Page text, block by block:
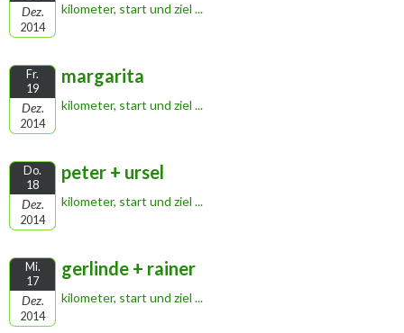
Dez.
2014
kilometer, start und ziel ...
Fr.
19
Dez.
2014
margarita
kilometer, start und ziel ...
Do.
18
Dez.
2014
peter + ursel
kilometer, start und ziel ...
Mi.
17
Dez.
2014
gerlinde + rainer
kilometer, start und ziel ...